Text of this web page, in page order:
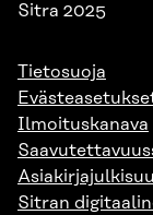
Sitra 2025
Tietosuoja
Ilmoituskanava
Sitran